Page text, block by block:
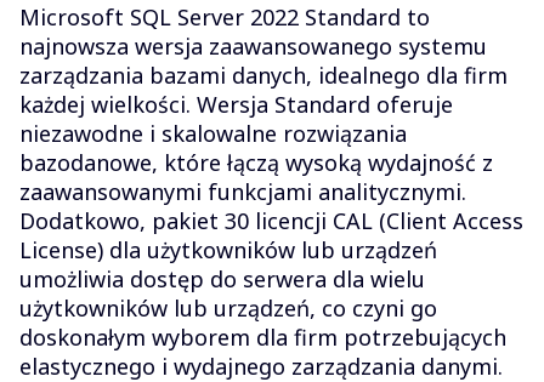
Microsoft SQL Server 2022 Standard to
najnowsza wersja zaawansowanego systemu
zarządzania bazami danych, idealnego dla firm
każdej wielkości. Wersja Standard oferuje
niezawodne i skalowalne rozwiązania
bazodanowe, które łączą wysoką wydajność z
zaawansowanymi funkcjami analitycznymi.
Dodatkowo, pakiet 30 licencji CAL (Client Access
License) dla użytkowników lub urządzeń
umożliwia dostęp do serwera dla wielu
użytkowników lub urządzeń, co czyni go
doskonałym wyborem dla firm potrzebujących
elastycznego i wydajnego zarządzania danymi.